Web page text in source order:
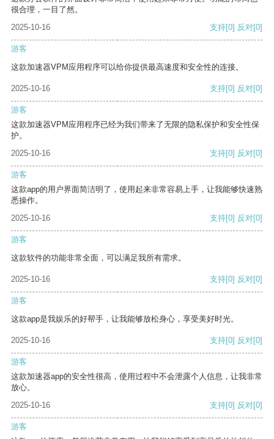
很合理，一目了然。
2025-10-16
支持[0] 反对[0]
游客
这款加速器VPM应用程序可以给你提供最高速度和安全性的连接。
2025-10-16 支持[0] 反对[0]
游客
这款加速器VPM应用程序已经为我们带来了无限的隐私保护和安全性保
护。
2025-10-16
支持[0] 反对[0]
游客
这款app的用户界面简洁明了，使用起来非常容易上手，让我能够快速熟
悉操作。
2025-10-16
支持[0] 反对[0]
游客
这款软件的功能非常全面，可以满足我所有需求。
2025-10-16 支持[0] 反对[0]
游客
这款app是我娱乐的好帮手，让我能够放松身心，享受美好时光。
2025-10-16 支持[0] 反对[0]
游客
这款加速器app的安全性很高，使用过程中不会泄露个人信息，让我非常
放心。
2025-10-16
支持[0] 反对[0]
游客